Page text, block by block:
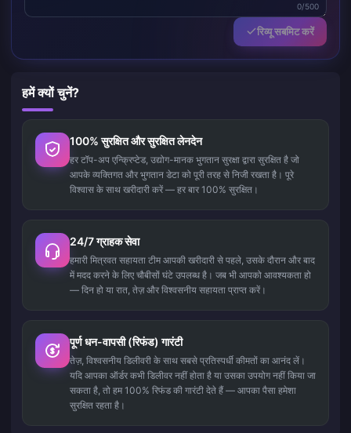
0/500
रिव्यू सबमिट करें
हमें क्यों चुनें?
100% सुरक्षित और सुरक्षित लेनदेन
हर टॉप-अप एन्क्रिप्टेड, उद्योग-मानक भुगतान सुरक्षा द्वारा सुरक्षित है जो
आपके व्यक्तिगत और भुगतान डेटा को पूरी तरह से निजी रखता है। पूरे
विश्वास के साथ खरीदारी करें — हर बार 100% सुरक्षित।
24/7 ग्राहक सेवा
हमारी मित्रवत सहायता टीम आपकी खरीदारी से पहले, उसके दौरान और बाद
में मदद करने के लिए चौबीसों घंटे उपलब्ध है। जब भी आपको आवश्यकता हो
— दिन हो या रात, तेज़ और विश्वसनीय सहायता प्राप्त करें।
पूर्ण धन-वापसी (रिफंड) गारंटी
तेज़, विश्वसनीय डिलीवरी के साथ सबसे प्रतिस्पर्धी कीमतों का आनंद लें।
यदि आपका ऑर्डर कभी डिलीवर नहीं होता है या उसका उपयोग नहीं किया जा
सकता है, तो हम 100% रिफंड की गारंटी देते हैं — आपका पैसा हमेशा
सुरक्षित रहता है।